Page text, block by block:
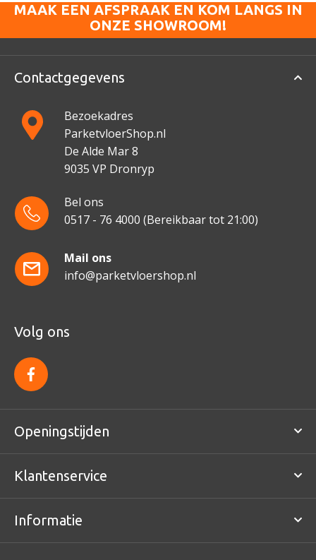
MAAK EEN AFSPRAAK EN KOM LANGS IN
ONZE SHOWROOM!
Contactgegevens
Bezoekadres
ParketvloerShop.nl
De Alde Mar 8
9035 VP Dronryp
Bel ons
0517 - 76 4000 (Bereikbaar tot 21:00)
Mail ons
info@parketvloershop.nl
Volg ons
f
a
c
e
o
o
Openingstijden
Klantenservice
Informatie